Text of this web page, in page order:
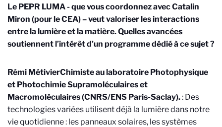
Le PEPR LUMA - que vous coordonnez avec Catalin
Miron (pour le CEA) – veut valoriser les interactions
entre la lumière et la matière. Quelles avancées
soutiennent l’intérêt d’un programme dédié à ce sujet ?
Rémi MétivierChimiste au laboratoire Photophysique
et Photochimie Supramoléculaires et
Macromoléculaires (CNRS/ENS Paris-Saclay).: Des
technologies variées utilisent déjà la lumière dans notre
vie quotidienne : les panneaux solaires, les systèmes